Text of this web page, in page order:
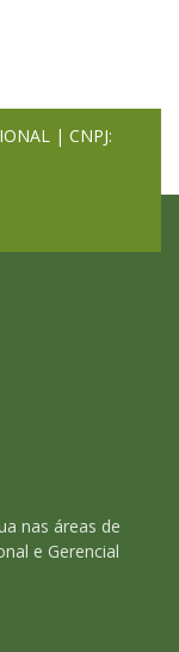
| CNPJ:
nas áreas de
e Gerencial